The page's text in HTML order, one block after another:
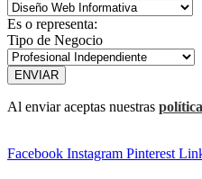
Es o representa:
Tipo de Negocio
ENVIAR
Al enviar aceptas nuestras
Facebook Instagram Pinterest